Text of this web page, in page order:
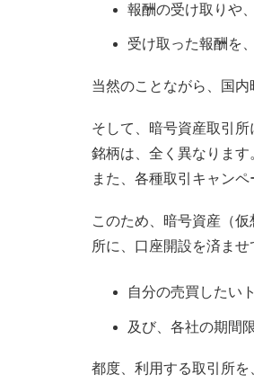
報酬の受け取りや、
受け取った報酬を
当然のことながら、国内
そして、暗号資産取引
銘柄は、全く異なります
また、各種取引キャン
このため、暗号資産（
所に、口座開設を済ませ
自分の売買したい
及び、各社の期間
都度、利用する取引所を